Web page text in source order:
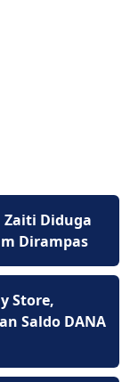
Diduga
Dirampas
Store,
Saldo DANA